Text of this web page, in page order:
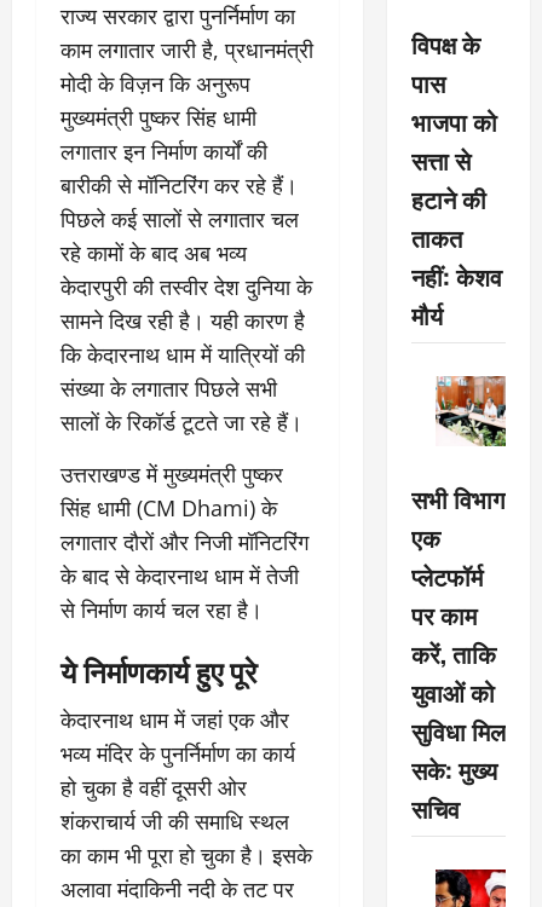
राज्य सरकार द्वारा पुनर्निर्माण का
काम लगातार जारी है, प्रधानमंत्री
मोदी के विज़न कि अनुरूप
मुख्यमंत्री पुष्कर सिंह धामी
लगातार इन निर्माण कार्यों की
बारीकी से मॉनिटरिंग कर रहे हैं।
पिछले कई सालों से लगातार चल
रहे कामों के बाद अब भव्य
केदारपुरी की तस्वीर देश दुनिया के
सामने दिख रही है। यही कारण है
कि केदारनाथ धाम में यात्रियों की
संख्या के लगातार पिछले सभी
सालों के रिकॉर्ड टूटते जा रहे हैं।
उत्तराखण्ड में मुख्यमंत्री पुष्कर
सिंह धामी (CM Dhami) के
लगातार दौरों और निजी मॉनिटरिंग
के बाद से केदारनाथ धाम में तेजी
से निर्माण कार्य चल रहा है।
ये निर्माणकार्य हुए पूरे
केदारनाथ धाम में जहां एक और
भव्य मंदिर के पुनर्निर्माण का कार्य
हो चुका है वहीं दूसरी ओर
शंकराचार्य जी की समाधि स्थल
का काम भी पूरा हो चुका है। इसके
अलावा मंदाकिनी नदी के तट पर
विपक्ष के
पास
भाजपा को
सत्ता से
हटाने की
ताकत
नहीं: केशव
मौर्य
सभी विभाग
एक
प्लेटफॉर्म
पर काम
करें, ताकि
युवाओं को
सुविधा मिल
सके: मुख्य
सचिव